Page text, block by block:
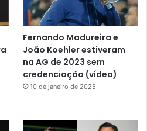
Fernando Madureira e
João Koehler estiveram
na AG de 2023 sem
credenciação (vídeo)
10 de janeiro de 2025